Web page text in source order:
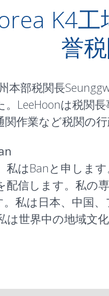
K4
誉
本部税関長
LeeHoonは税関
作業など税関の
私はBanと申しま
信します。私の
私は日本、中国
は世界中の地域文